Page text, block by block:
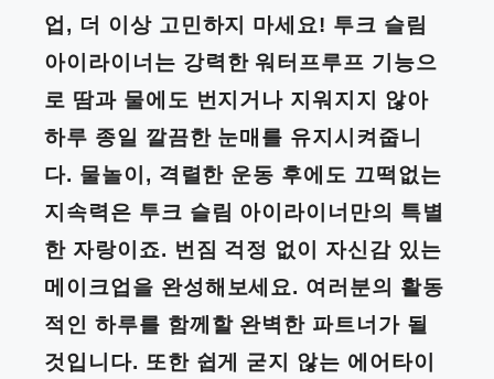
업, 더 이상 고민하지 마세요! 투크 슬림
아이라이너는 강력한 워터프루프 기능으
로 땀과 물에도 번지거나 지워지지 않아
하루 종일 깔끔한 눈매를 유지시켜줍니
다. 물놀이, 격렬한 운동 후에도 끄떡없는
지속력은 투크 슬림 아이라이너만의 특별
한 자랑이죠. 번짐 걱정 없이 자신감 있는
메이크업을 완성해보세요. 여러분의 활동
적인 하루를 함께할 완벽한 파트너가 될
것입니다. 또한 쉽게 굳지 않는 에어타이